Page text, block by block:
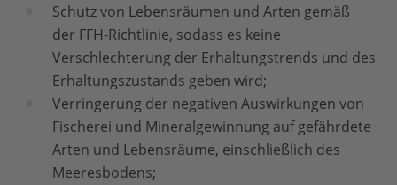
Schutz von Lebensräumen und Arten gemäß
der FFH-Richtlinie, sodass es keine
Verschlechterung der Erhaltungstrends und des
Erhaltungszustands geben wird;
Verringerung der negativen Auswirkungen von
Fischerei und Mineralgewinnung auf gefährdete
Arten und Lebensräume, einschließlich des
Meeresbodens;